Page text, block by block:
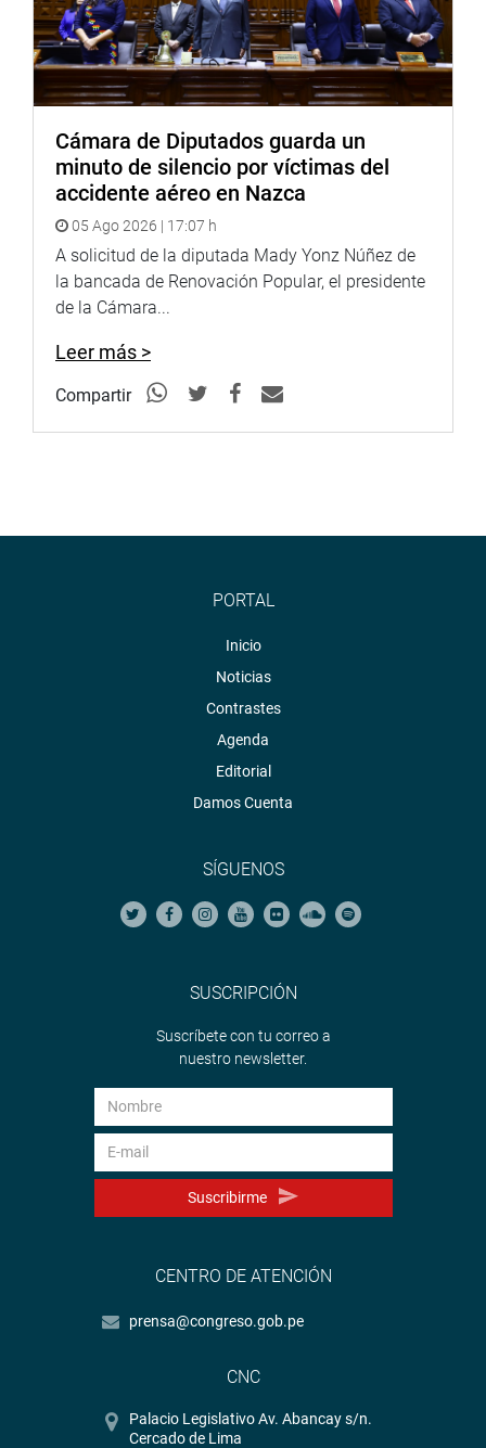
Cámara de Diputados guarda un
minuto de silencio por víctimas del
accidente aéreo en Nazca
05 Ago 2026 | 17:07 h
A solicitud de la diputada Mady Yonz Núñez de
la bancada de Renovación Popular, el presidente
de la Cámara...
Leer más >
Compartir
PORTAL
Inicio
Noticias
Contrastes
Agenda
Editorial
Damos Cuenta
SÍGUENOS
SUSCRIPCIÓN
Suscríbete con tu correo a
nuestro newsletter.
Suscribirme
CENTRO DE ATENCIÓN
prensa@congreso.gob.pe
CNC
Palacio Legislativo Av. Abancay s/n.
Cercado de Lima